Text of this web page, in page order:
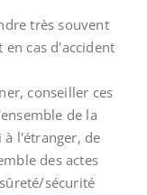
très souvent
en cas d'accident
conseiller ces
de la
l'étranger, de
des actes
sécurité